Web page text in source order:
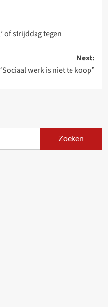
of strijddag tegen
Next:
werk is niet te koop”
Zoeken